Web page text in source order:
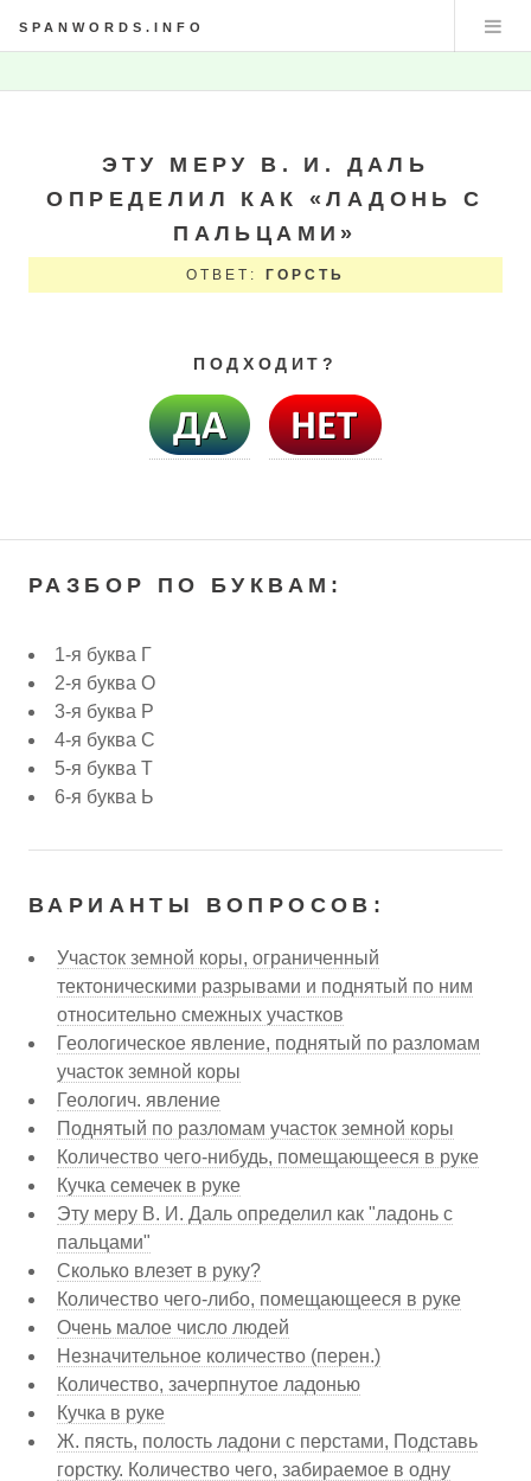
SPANWORDS.INFO
ЭТУ МЕРУ В. И. ДАЛЬ
ОПРЕДЕЛИЛ КАК «ЛАДОНЬ С
ПАЛЬЦАМИ»
ОТВЕТ: ГОРСТЬ
ПОДХОДИТ?
РАЗБОР ПО БУКВАМ:
1-я буква Г
2-я буква О
3-я буква Р
4-я буква С
5-я буква Т
6-я буква Ь
ВАРИАНТЫ ВОПРОСОВ:
Участок земной коры, ограниченный
тектоническими разрывами и поднятый по ним
относительно смежных участков
Геологическое явление, поднятый по разломам
участок земной коры
Геологич. явление
Поднятый по разломам участок земной коры
Количество чего-нибудь, помещающееся в руке
Кучка семечек в руке
Эту меру В. И. Даль определил как "ладонь с
пальцами"
Сколько влезет в руку?
Количество чего-либо, помещающееся в руке
Очень малое число людей
Незначительное количество (перен.)
Количество, зачерпнутое ладонью
Кучка в руке
Ж. пясть, полость ладони с перстами, Подставь
горстку. Количество чего, забираемое в одну